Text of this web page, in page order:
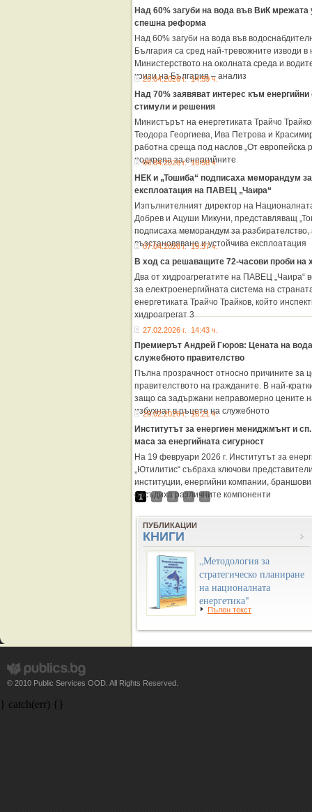
Над 60% загуби на вода във ВиК мрежата
спешна реформа
Над 60% загуби на вода във
България са сред най-тревожните изводи
Министерството на околната среда и
кризи на България – анализ
20.04.2026 г. 14:59 ч.
Над 70% заявяват интерес към
стимули и решения
Министърът на енергетиката Трайчо
Теодора Георгиева, Ива Петрова и
работна среща под наслов „От
подкрепа за енергийните
08.04.2026 г. 16:58 ч.
НЕК и „Тошиба“ подписаха меморандум
експлоатация на ПАВЕЦ „Чаира“
Изпълнителният директор на
Добрев и Ацуши Микуни, представляващ
подписаха меморандум за разбирателство,
възстановяване и устойчива експлоатация
07.04.2026 г. 19:37 ч.
В ход са решаващите 72-часови проби на
Два от хидроагрегатите на ПАВЕЦ „Чаира“
за електроенергийната система на
енергетиката Трайчо Трайков, който
хидроагрегат 3
27.02.2026 г. 14:43 ч.
Премиерът Андрей Гюров: Цената на
служебното правителство
Пълна прозрачност относно причините за
правителството на гражданите. В най-
защо са задържани неправомерно цените
избухнат в ръцете на служебното
26.02.2026 г. 16:21 ч.
Институтът за енергиен мениджмънт и
маса за енергийната сигурност
На 19 февруари 2026 г. Институтът за
„Ютилитис“ събраха ключови
институции, енергийни компании,
обсъдиха различните компоненти
1 2 3 4 5
ПУБЛИКАЦИИ
КНИГИ
„Методология за
стратегическо планиране
на националната
енергетика"
Пълен текст
© 2010 Public Services OOD. All Rights Reserved.
} catch(err) {}